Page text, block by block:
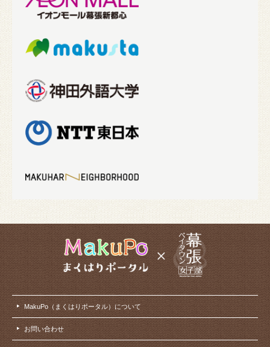
MakuPo（まくはりポータル）について
お問い合わせ